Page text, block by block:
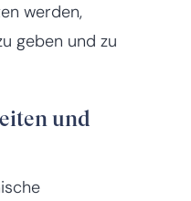
werden,
geben und zu
und